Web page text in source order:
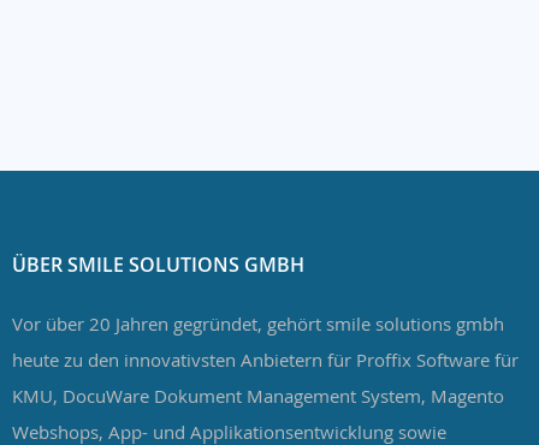
ÜBER SMILE SOLUTIONS GMBH
Vor über 20 Jahren gegründet, gehört smile solutions gmbh
heute zu den innovativsten Anbietern für Proffix Software für
KMU, DocuWare Dokument Management System, Magento
Webshops, App- und Applikationsentwicklung sowie